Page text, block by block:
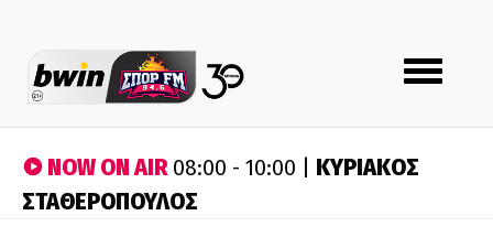
Toggle
navigation
NOW ON AIR08:00 - 10:00 | ΚΥΡΙΑΚΟΣ
ΣΤΑΘΕΡΟΠΟΥΛΟΣ